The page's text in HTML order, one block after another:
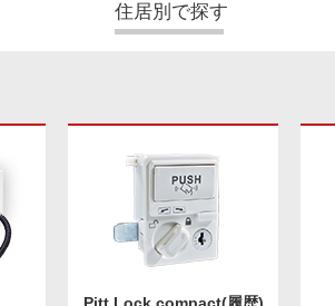
住居別で探す